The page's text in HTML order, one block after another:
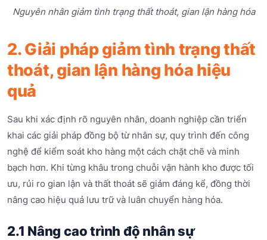
Nguyên nhân giảm tình trạng thất thoát, gian lận hàng hóa
2. Giải pháp giảm tình trạng thất
thoát, gian lận hàng hóa hiệu
quả
Sau khi xác định rõ nguyên nhân, doanh nghiệp cần triển
khai các giải pháp đồng bộ từ nhân sự, quy trình đến công
nghệ để kiểm soát kho hàng một cách chặt chẽ và minh
bạch hơn. Khi từng khâu trong chuỗi vận hành kho được tối
ưu, rủi ro gian lận và thất thoát sẽ giảm đáng kể, đồng thời
nâng cao hiệu quả lưu trữ và luân chuyển hàng hóa.
2.1 Nâng cao trình độ nhân sự